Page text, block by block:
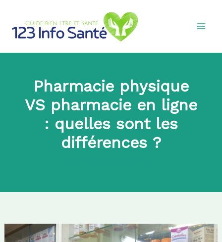
contenu
Pharmacie physique
VS pharmacie en ligne
: quelles sont les
différences ?